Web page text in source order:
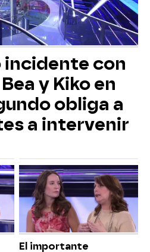
incidente con
y Kiko en
obliga a
a intervenir
El importante